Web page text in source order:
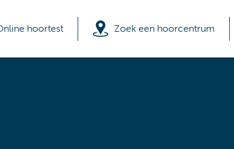
hoortest Zoek een hoorcentrum